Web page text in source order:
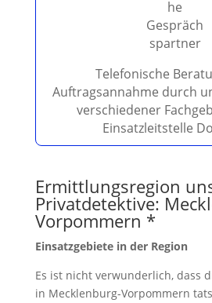
Telefonische
Auftragsannahme durch
verschiedener
Einsatzleitstelle
Ermittlungsregion
Privatdetektive:
Vorpommern *
Einsatzgebiete in der Region
Es ist nicht verwunderlich, dass
in Mecklenburg-Vorpommern